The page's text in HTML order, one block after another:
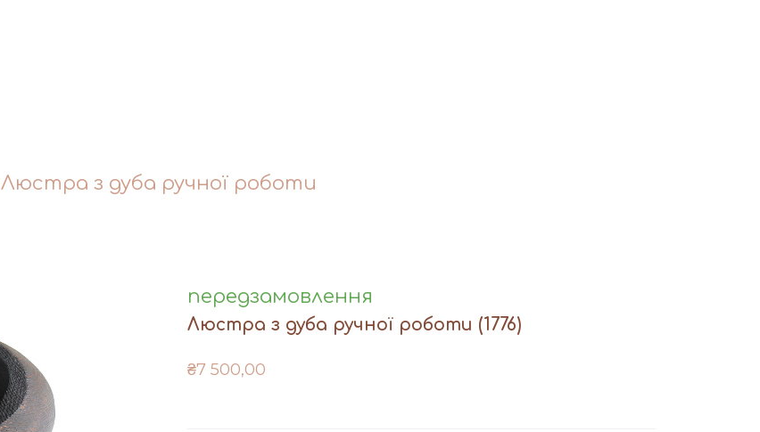
Люстра з дуба ручної роботи
передзамовлення
Люстра з дуба ручної роботи (1776)
₴7 500,00